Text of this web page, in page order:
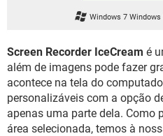
INSTAGRAM
GUIA DE COMPRAS
Windows 7
Screen Recorder IceCream é
além de imagens pode fazer
acontece na tela do
personalizáveis com a opção
apenas uma parte dela. Como
área selecionada, temos à